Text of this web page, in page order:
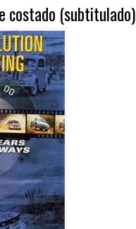
costado (subtitulado)